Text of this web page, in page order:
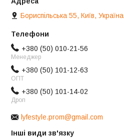
Бориспільська 55, Київ, Україна
+380 (50) 010-21-56
Менеджер
+380 (50) 101-12-63
ОПТ
+380 (50) 101-14-02
Дроп
lyfestyle.prom@gmail.com
Інші види зв'язку